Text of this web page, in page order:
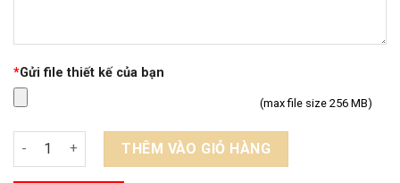
*Gửi file thiết kế của bạn
(max file size 256 MB)
Khắc dấu logo vuông 4cm số lượng
THÊM VÀO GIỎ HÀNG